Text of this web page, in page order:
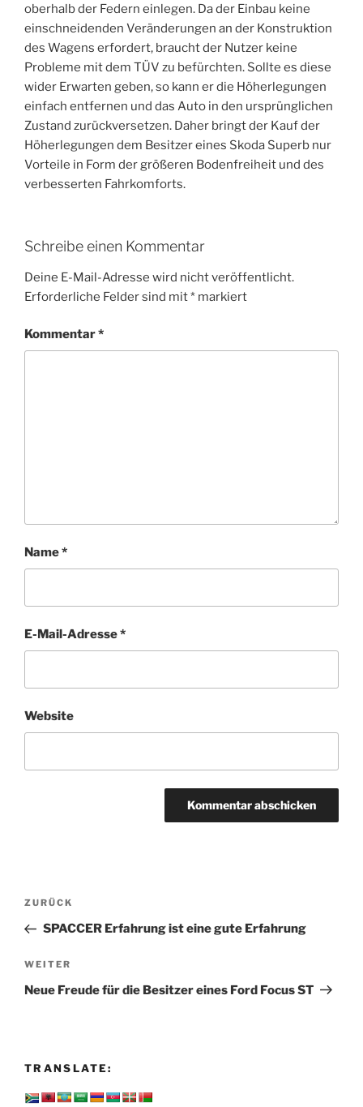
oberhalb der Federn einlegen. Da der Einbau keine
einschneidenden Veränderungen an der Konstruktion
des Wagens erfordert, braucht der Nutzer keine
Probleme mit dem TÜV zu befürchten. Sollte es diese
wider Erwarten geben, so kann er die Höherlegungen
einfach entfernen und das Auto in den ursprünglichen
Zustand zurückversetzen. Daher bringt der Kauf der
Höherlegungen dem Besitzer eines Skoda Superb nur
Vorteile in Form der größeren Bodenfreiheit und des
verbesserten Fahrkomforts.
Schreibe einen Kommentar
Deine E-Mail-Adresse wird nicht veröffentlicht.
Erforderliche Felder sind mit* markiert
Kommentar*
Name*
E-Mail-Adresse*
Website
Beitragsnavigation
Vorheriger
Beitrag
ZURÜCK
SPACCER Erfahrung ist eine gute Erfahrung
Nächster
Beitrag
WEITER
Neue Freude für die Besitzer eines Ford Focus ST
TRANSLATE: